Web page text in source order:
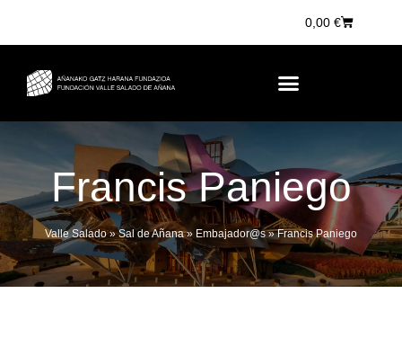
0,00 €
Francis Paniego
Valle Salado»Sal de Añana» Embajador@s»Francis Paniego